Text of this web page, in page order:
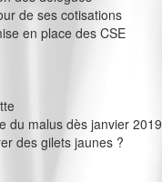
de ses cotisations
en place des CSE
du malus dès janvier 2019
des gilets jaunes ?